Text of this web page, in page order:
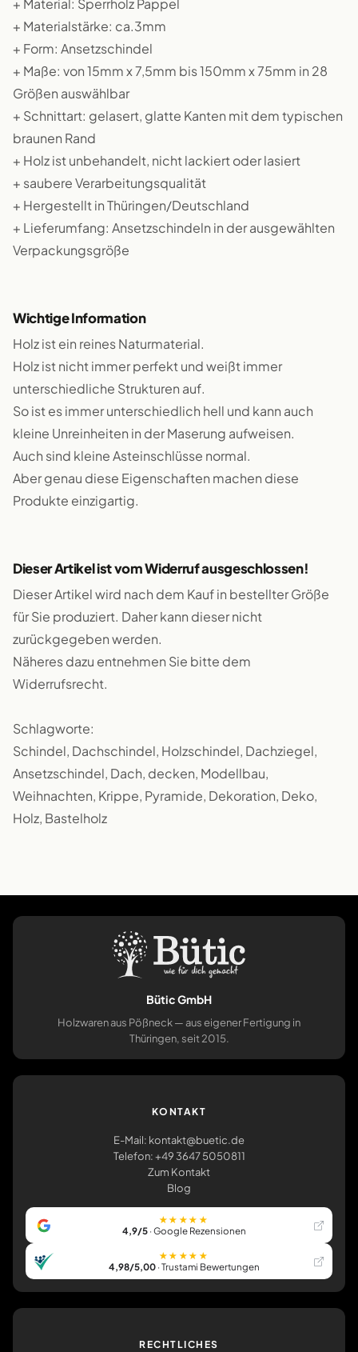
+ Material: Sperrholz Pappel
+ Materialstärke: ca.3mm
+ Form: Ansetzschindel
+ Maße: von 15mm x 7,5mm bis 150mm x 75mm in 28
Größen auswählbar
+ Schnittart: gelasert, glatte Kanten mit dem typischen
braunen Rand
+ Holz ist unbehandelt, nicht lackiert oder lasiert
+ saubere Verarbeitungsqualität
+ Hergestellt in Thüringen/Deutschland
+ Lieferumfang: Ansetzschindeln in der ausgewählten
Verpackungsgröße
Wichtige Information
Holz ist ein reines Naturmaterial.
Holz ist nicht immer perfekt und weißt immer
unterschiedliche Strukturen auf.
So ist es immer unterschiedlich hell und kann auch
kleine Unreinheiten in der Maserung aufweisen.
Auch sind kleine Asteinschlüsse normal.
Aber genau diese Eigenschaften machen diese
Produkte einzigartig.
Dieser Artikel ist vom Widerruf ausgeschlossen!
Dieser Artikel wird nach dem Kauf in bestellter Größe
für Sie produziert. Daher kann dieser nicht
zurückgegeben werden.
Näheres dazu entnehmen Sie bitte dem
Widerrufsrecht.
Schlagworte:
Schindel, Dachschindel, Holzschindel, Dachziegel,
Ansetzschindel, Dach, decken, Modellbau,
Weihnachten, Krippe, Pyramide, Dekoration, Deko,
Holz, Bastelholz
Bütic GmbH
Holzwaren aus Pößneck — aus eigener Fertigung in
Thüringen, seit 2015.
KONTAKT
E-Mail: kontakt@buetic.de
Telefon: +49 3647 5050811
Zum Kontakt
Blog
★★★★★
4,9/5· Google Rezensionen
★★★★★
4,98/5,00· Trustami Bewertungen
RECHTLICHES